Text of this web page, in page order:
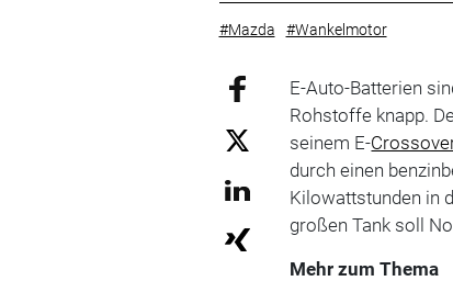
#Mazda #Wankelmotor
E-Auto-Batterien
Rohstoffe knapp.
seinem E-
durch einen
Kilowattstunden in
großen Tank soll
Mehr zum Thema